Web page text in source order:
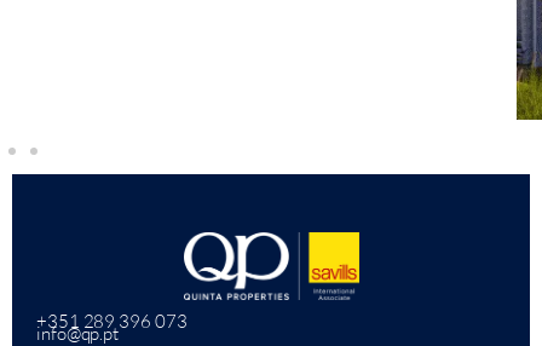
+351 289 396 073
info@qp.pt